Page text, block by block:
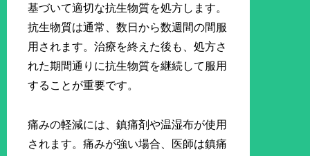
基づいて適切な抗生物質を処方します。
抗生物質は通常、数日から数週間の間服
用されます。治療を終えた後も、処方さ
れた期間通りに抗生物質を継続して服用
することが重要です。
痛みの軽減には、鎮痛剤や温湿布が使用
されます。痛みが強い場合、医師は鎮痛